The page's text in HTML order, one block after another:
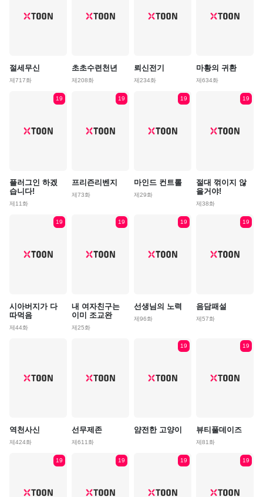
절세무신
제717화
초초수련천년
제208화
뢰신전기
제234화
마황의 귀환
제634화
19
플러그인 하겠
습니다!
제11화
19
프리즌리벤지
제73화
19
마인드 컨트롤
제29화
19
절대 꺾이지 않
을거야!
제38화
19
시아버지가 다
따먹음
제44화
19
내 여자친구는
이미 조교완
제25화
19
선생님의 노력
제96화
19
음담패설
제57화
역천사신
제424화
선무제존
제611화
19
얌전한 고양이
19
뷰티풀데이즈
제81화
19 19 19 19